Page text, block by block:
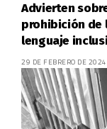
Advierten
prohibición de
lenguaje
29 DE FEBRERO DE 2024